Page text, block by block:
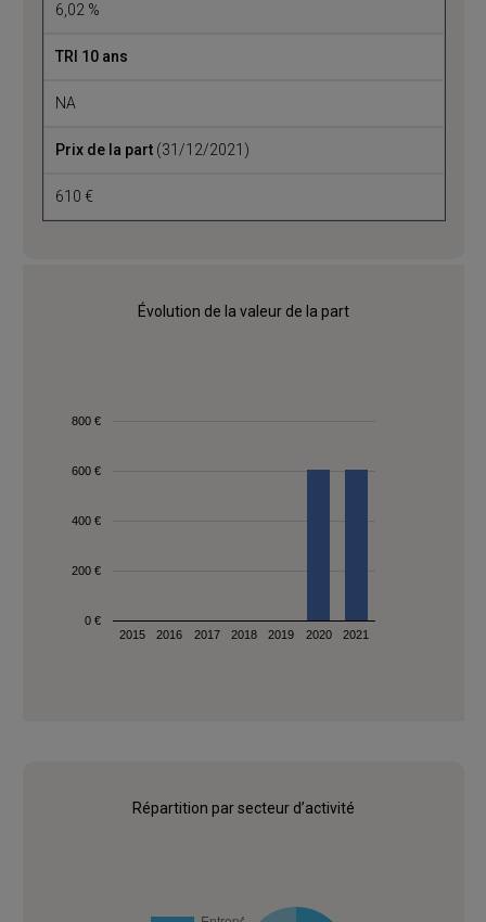
6,02 %
TRI 10 ans
NA
Prix de la part(31/12/2021)
610 €
Évolution de la valeur de la part
2015 2016 2017 2018 2019 2020 2021
0 €
200 €
400 €
600 €
800 €
Répartition par secteur d’activité